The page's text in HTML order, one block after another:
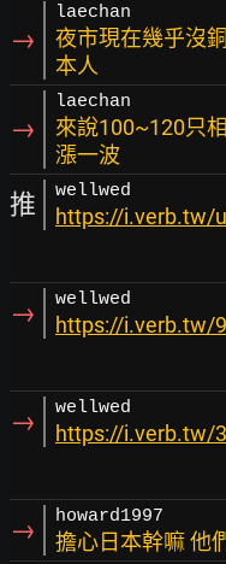
→
laechan
夜市現在幾乎沒
本人
→
laechan
來說100~120只
漲一波
推 wellwed
https://i.verb.tw/
→ wellwed
https://i.verb.tw/
→ wellwed
https://i.verb.tw/
→ howard1997
擔心日本幹嘛 他